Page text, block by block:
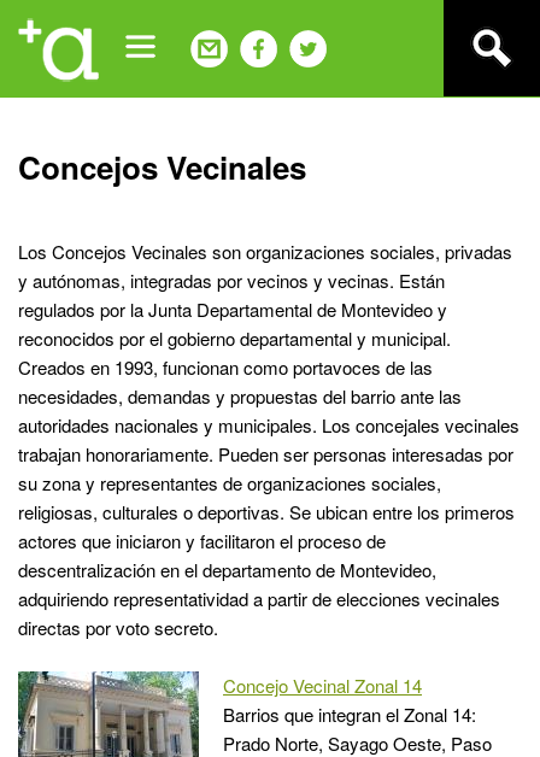
Jump
navigation
Back
to
Concejos Vecinales
Los Concejos Vecinales son organizaciones sociales, privadas
y autónomas, integradas por vecinos y vecinas. Están
regulados por la Junta Departamental de Montevideo y
reconocidos por el gobierno departamental y municipal.
Creados en 1993, funcionan como portavoces de las
necesidades, demandas y propuestas del barrio ante las
autoridades nacionales y municipales. Los concejales vecinales
trabajan honorariamente. Pueden ser personas interesadas por
su zona y representantes de organizaciones sociales,
religiosas, culturales o deportivas. Se ubican entre los primeros
actores que iniciaron y facilitaron el proceso de
descentralización en el departamento de Montevideo,
adquiriendo representatividad a partir de elecciones vecinales
directas por voto secreto.
Concejo Vecinal Zonal 14
Barrios que integran el Zonal 14:
Prado Norte, Sayago Oeste, Paso